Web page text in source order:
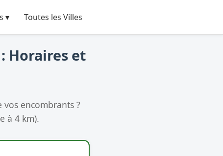
▾ Toutes les Villes
Horaires et
encombrants ?
à 4 km).